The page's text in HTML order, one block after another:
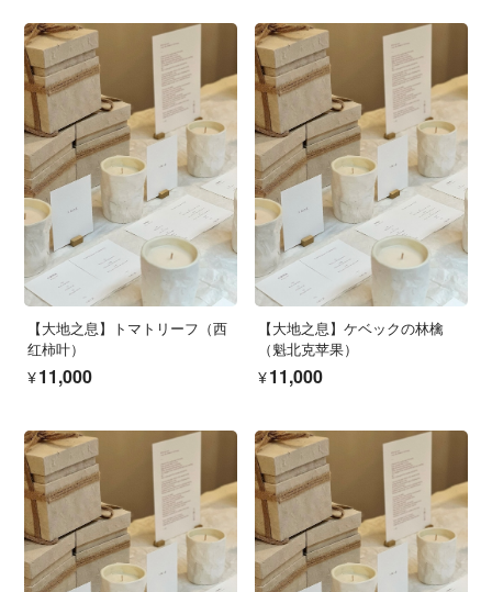
【大地之息】トマトリーフ（西
红柿叶）
¥11,000
【大地之息】ケベックの林檎
（魁北克苹果）
¥11,000